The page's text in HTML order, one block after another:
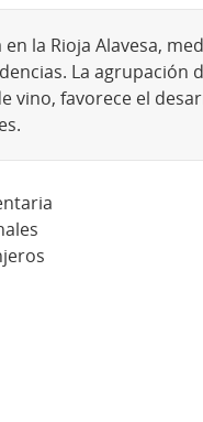
la Rioja Alavesa,
La agrupación
vino, favorece el